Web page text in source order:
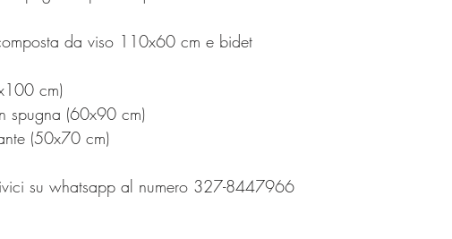
da viso 110x60 cm e bidet
cm)
spugna (60x90 cm)
(50x70 cm)
su whatsapp al numero 327-8447966